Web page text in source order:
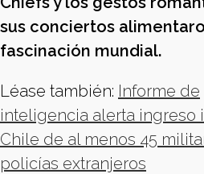
sus conciertos
fascinación mundial.
Léase también: Informe de
inteligencia alerta ingreso
Chile de al menos 45
policías extranjeros